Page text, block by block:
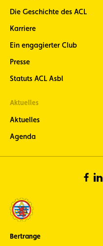
Die Geschichte des ACL
Karriere
Ein engagierter Club
Presse
Statuts ACL Asbl
Aktuelles
Aktuelles
Agenda
Bertrange